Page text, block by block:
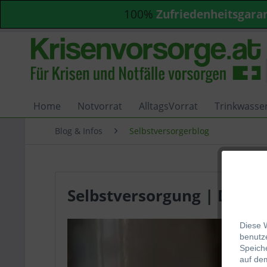
100%
Home Notvorrat AlltagsVorrat
Diese
be
auf
Blog & Infos Selbstversorgerblog
Selbstversorgung | Die